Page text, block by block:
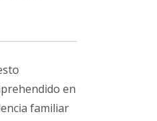
en
familiar